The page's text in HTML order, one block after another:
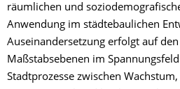
räumlichen und
Anwendung im städtebaulichen
Auseinandersetzung erfolgt auf
Maßstabsebenen im
Stadtprozesse zwischen